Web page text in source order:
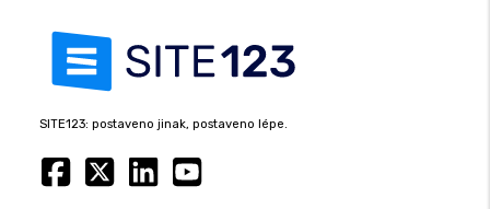
SITE123: postaveno jinak, postaveno lépe.